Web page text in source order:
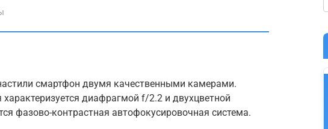
смартфон двумя качественными камерами.
диафрагмой f/2.2 и двухцветной
фазово-контрастная автофокусировочная система.